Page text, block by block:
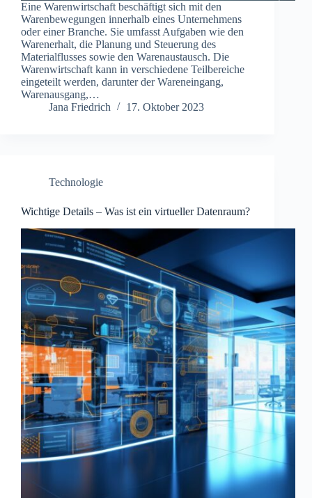
Eine Warenwirtschaft beschäftigt sich mit den
Warenbewegungen innerhalb eines Unternehmens
oder einer Branche. Sie umfasst Aufgaben wie den
Warenerhalt, die Planung und Steuerung des
Materialflusses sowie den Warenaustausch. Die
Warenwirtschaft kann in verschiedene Teilbereiche
eingeteilt werden, darunter der Wareneingang,
Warenausgang,…
Jana Friedrich
17. Oktober 2023
Technologie
Wichtige Details – Was ist ein virtueller Datenraum?